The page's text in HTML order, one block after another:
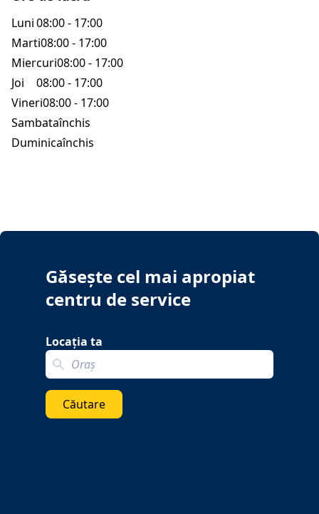
Luni08:00 - 17:00
Marti08:00 - 17:00
Miercuri08:00 - 17:00
Joi
08:00 - 17:00
Vineri08:00 - 17:00
Sambataînchis
Duminicaînchis
Găsește cel mai apropiat
centru de service
Locația ta
Search localization
Căutare